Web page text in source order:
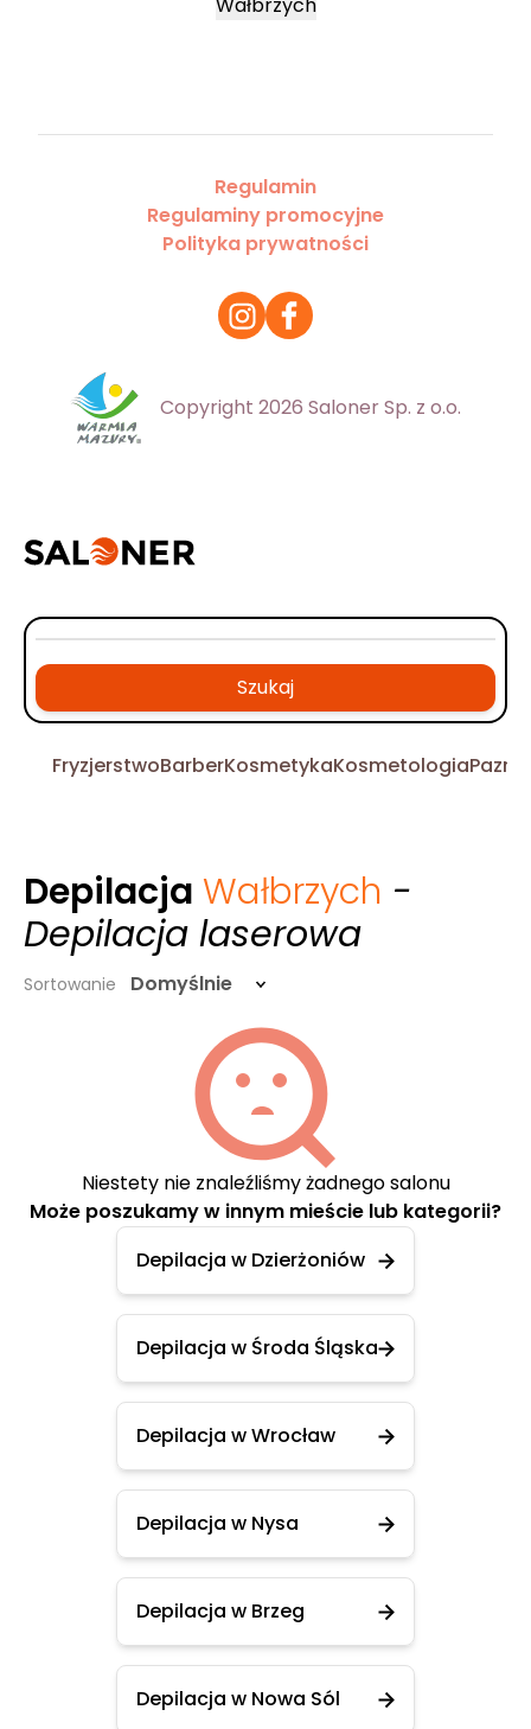
Regulamin
Regulaminy promocyjne
Polityka prywatności
Copyright 2026 Saloner Sp. z o.o.
Szukaj
FryzjerstwoBarberKosmetykaKosmetologia
Depilacja Wałbrzych -
Depilacja laserowa
Sortowanie Domyślnie
Niestety nie znaleźliśmy żadnego salonu
Może poszukamy w innym mieście lub kategorii?
Depilacja w Dzierżoniów
Depilacja w Środa Śląska
Depilacja w Wrocław
Depilacja w Nysa
Depilacja w Brzeg
Depilacja w Nowa Sól